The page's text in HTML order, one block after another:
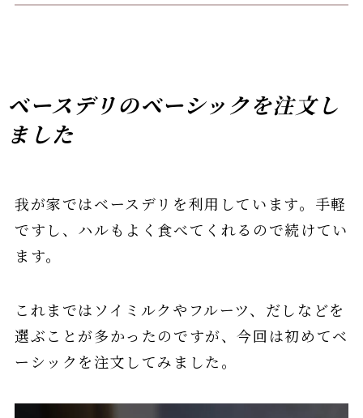
ベースデリのベーシックを注文し
ました
我が家ではベースデリを利用しています。手軽
ですし、ハルもよく食べてくれるので続けてい
ます。
これまではソイミルクやフルーツ、だしなどを
選ぶことが多かったのですが、今回は初めてベ
ーシックを注文してみました。